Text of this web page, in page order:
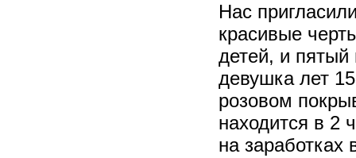
Нас
красивые
детей, и пятый
девушка лет
розовом
находится в 2
на